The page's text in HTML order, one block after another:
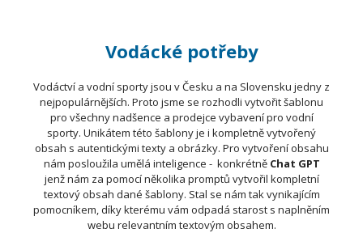
Vodácké potřeby
Vodáctví a vodní sporty jsou v Česku a na Slovensku jedny z
nejpopulárnějších. Proto jsme se rozhodli vytvořit šablonu
pro všechny nadšence a prodejce vybavení pro vodní
sporty. Unikátem této šablony je i kompletně vytvořený
obsah s autentickými texty a obrázky. Pro vytvoření obsahu
nám posloužila umělá inteligence - konkrétně Chat GPT
jenž nám za pomocí několika promptů vytvořil kompletní
textový obsah dané šablony. Stal se nám tak vynikajícím
pomocníkem, díky kterému vám odpadá starost s naplněním
webu relevantním textovým obsahem.